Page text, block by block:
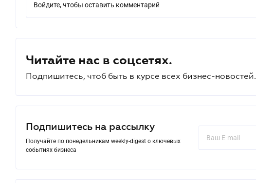
Войдите, чтобы оставить комментарий
Читайте нас в соцсетях.
Подпишитесь, чтоб быть в курсе всех бизнес-новостей.
Подпишитесь на рассылку
Получайте по понедельникам weekly-digest о ключевых
событиях бизнеса